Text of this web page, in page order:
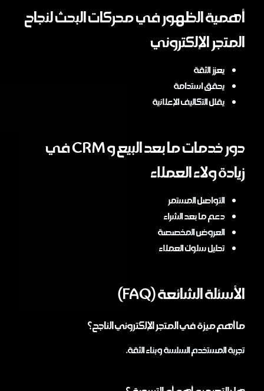
أهمية الظهور في محركات البحث لنجاح
المتجر الإلكتروني
يعزز الثقة
يحقق استدامة
يقلل التكاليف الإعلانية
دور خدمات ما بعد البيع و CRM في
زيادة ولاء العملاء
التواصل المستمر
دعم ما بعد الشراء
العروض المخصصة
تحليل سلوك العملاء
الأسئلة الشائعة (FAQ)
ما أهم ميزة في المتجر الإلكتروني الناجح؟
تجربة المستخدم السلسة وبناء الثقة.